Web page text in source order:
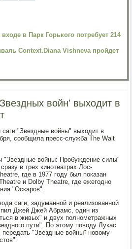
в Парк Горького потребует 214
Context.Diana Vishneva пройдет
войн' выходит в
саги "Звездные войны" выходит в
сообщила пресс-служба The Walt
"Звездные войны: Пробуждение силы"
в трех кинотеатрах Лос-
где в 1977 году был показан
и Dolby Theatre, где ежегодно
"Оскаров".
саги, задуманной и реализованной
Джей Джей Абрамс, один из
в живых" и двух полнометражных
пути". По этому поводу Лукас
"Звездные войны" новому